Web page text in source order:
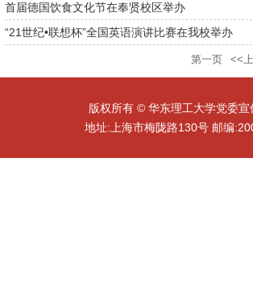
首届德国饮食文化节在奉贤校区举办
“21世纪•联想杯”全国英语演讲比赛在我校举办
第一页 <<
版权所有 © 华东理工大学党委宣
地址:上海市梅陇路130号 邮编